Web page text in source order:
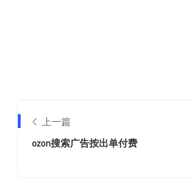
上一篇
ozon搜索广告按出单付费